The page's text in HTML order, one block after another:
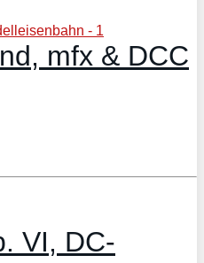
mfx & DCC
VI, DC-